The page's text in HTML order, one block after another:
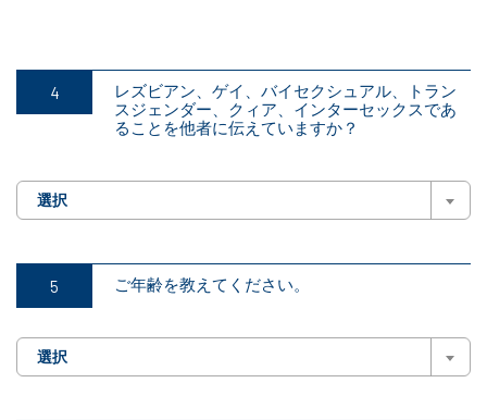
選択
レズビアン、ゲイ、バイセクシュアル、トラン
スジェンダー、クィア、インターセックスであ
ることを他者に伝えていますか？
選択
ご年齢を教えてください。